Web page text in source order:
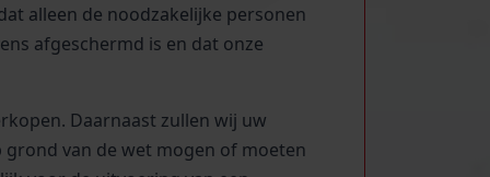
alleen de noodzakelijke personen
afgeschermd is en dat onze
Daarnaast zullen wij uw
van de wet mogen of moeten